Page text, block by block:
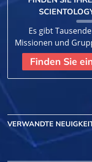
Es gibt
Missionen und
Finden Sie
VERWANDTE